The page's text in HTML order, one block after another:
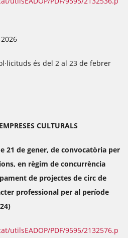
és del 2 al 23 de febrer
CULTURALS
21 de gener, de convocatòria per
en règim de concurrència
de projectes de circ de
professional per al període
utilsEADOP/PDF/9595/2132576.p